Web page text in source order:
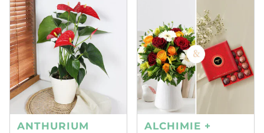
ANTHURIUM
ALCHIMIE +